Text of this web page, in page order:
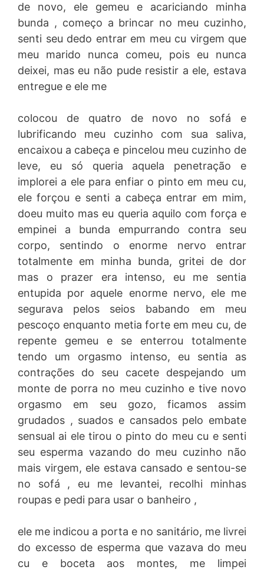
de novo, ele gemeu e acariciando minha
bunda , começo a brincar no meu cuzinho,
senti seu dedo entrar em meu cu virgem que
meu marido nunca comeu, pois eu nunca
deixei, mas eu não pude resistir a ele, estava
entregue e ele me
colocou de quatro de novo no sofá e
lubrificando meu cuzinho com sua saliva,
encaixou a cabeça e pincelou meu cuzinho de
leve, eu só queria aquela penetração e
implorei a ele para enfiar o pinto em meu cu,
ele forçou e senti a cabeça entrar em mim,
doeu muito mas eu queria aquilo com força e
empinei a bunda empurrando contra seu
corpo, sentindo o enorme nervo entrar
totalmente em minha bunda, gritei de dor
mas o prazer era intenso, eu me sentia
entupida por aquele enorme nervo, ele me
segurava pelos seios babando em meu
pescoço enquanto metia forte em meu cu, de
repente gemeu e se enterrou totalmente
tendo um orgasmo intenso, eu sentia as
contrações do seu cacete despejando um
monte de porra no meu cuzinho e tive novo
orgasmo em seu gozo, ficamos assim
grudados , suados e cansados pelo embate
sensual ai ele tirou o pinto do meu cu e senti
seu esperma vazando do meu cuzinho não
mais virgem, ele estava cansado e sentou-se
no sofá , eu me levantei, recolhi minhas
roupas e pedi para usar o banheiro ,
ele me indicou a porta e no sanitário, me livrei
do excesso de esperma que vazava do meu
cu e boceta aos montes, me limpei